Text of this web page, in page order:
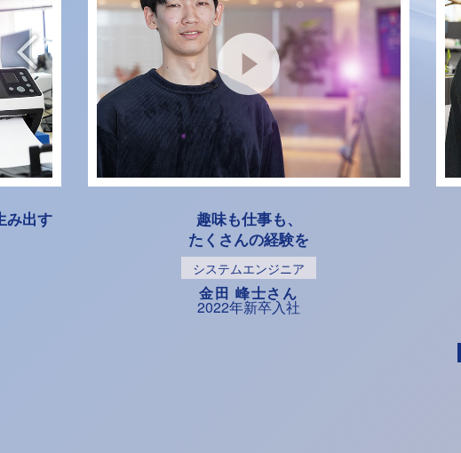
み出す
趣味も仕事も、
たくさんの経験を
システムエンジニア
金田 峰士さん
2022年新卒入社